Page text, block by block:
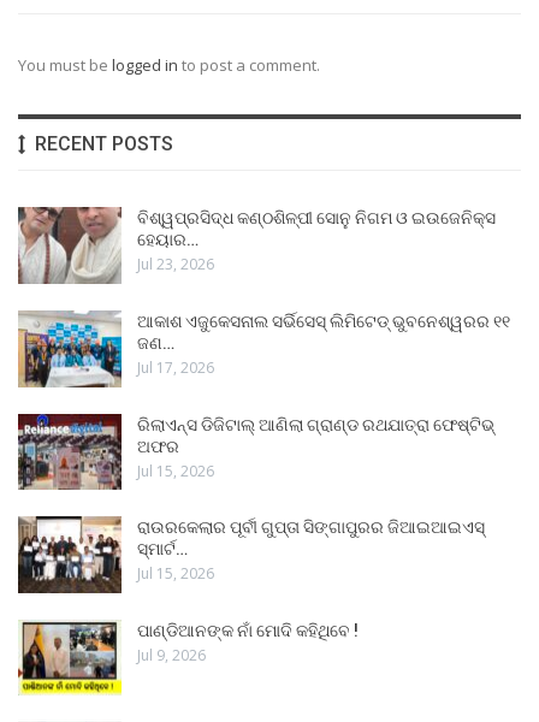
You must be logged in to post a comment.
RECENT POSTS
ବିଶ୍ୱପ୍ରସିଦ୍ଧ କଣ୍ଠଶିଳ୍ପୀ ସୋନୁ ନିଗମ ଓ ଇଉଜେନିକ୍ସ
ହେୟାର…
Jul 23, 2026
ଆକାଶ ଏଜୁକେସନାଲ ସର୍ଭିସେସ୍ ଲିମିଟେଡ୍ ଭୁବନେଶ୍ୱରର ୧୧
ଜଣ…
Jul 17, 2026
ରିଲାଏନ୍ସ ଡିଜିଟାଲ୍ ଆଣିଲା ଗ୍ରାଣ୍ଡ ରଥଯାତ୍ରା ଫେଷ୍ଟିଭ୍
ଅଫର
Jul 15, 2026
ରାଉରକେଲାର ପୂର୍ବୀ ଗୁପ୍ତା ସିଙ୍ଗାପୁରର ଜିଆଇଆଇଏସ୍
ସ୍ମାର୍ଟ…
Jul 15, 2026
ପାଣ୍ଡିଆନଙ୍କ ନାଁ ମୋଦି କହିଥିବେ !
Jul 9, 2026